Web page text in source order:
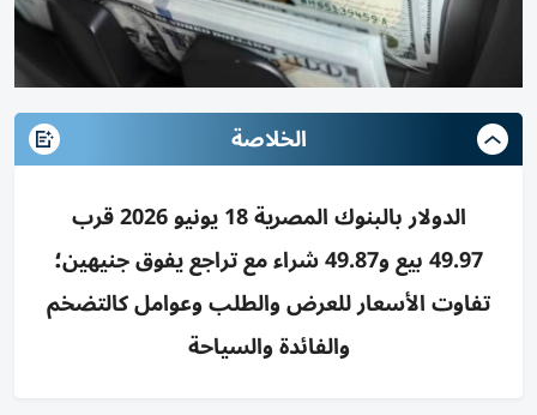
الخلاصة
الدولار بالبنوك المصرية 18 يونيو 2026 قرب
49.97 بيع و49.87 شراء مع تراجع يفوق جنيهين؛
تفاوت الأسعار للعرض والطلب وعوامل كالتضخم
والفائدة والسياحة